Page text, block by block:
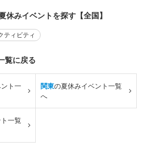
休みイベントを探す【全国】
ティビティ
覧に戻る
ト一
関東の夏休みイベント一覧
へ
一覧